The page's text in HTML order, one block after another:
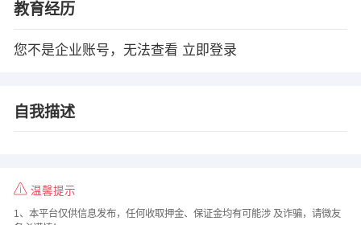
教育经历
您不是企业账号，无法查看 立即登录
自我描述
温馨提示
1、本平台仅供信息发布，任何收取押金、保证金均有可能涉 及诈骗，请微友